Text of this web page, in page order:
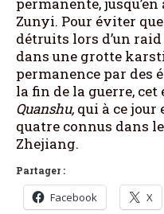
permanente,
Zunyi. Pour éviter
détruits lors d’un
dans une grotte
permanence par des
la fin de la guerre,
Quanshu, qui à ce jour
quatre connus dans
Zhejiang.
Partager :
Facebook X